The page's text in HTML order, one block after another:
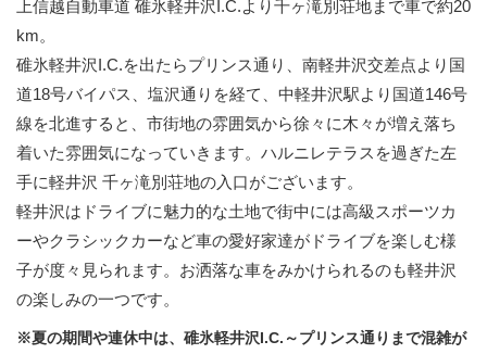
上信越自動車道 碓氷軽井沢I.C.より千ヶ滝別荘地まで車で約20
km。
碓氷軽井沢I.C.を出たらプリンス通り、南軽井沢交差点より国
道18号バイパス、塩沢通りを経て、中軽井沢駅より国道146号
線を北進すると、市街地の雰囲気から徐々に木々が増え落ち
着いた雰囲気になっていきます。ハルニレテラスを過ぎた左
手に軽井沢 千ヶ滝別荘地の入口がございます。
軽井沢はドライブに魅力的な土地で街中には高級スポーツカ
ーやクラシックカーなど車の愛好家達がドライブを楽しむ様
子が度々見られます。お洒落な車をみかけられるのも軽井沢
の楽しみの一つです。
※夏の期間や連休中は、碓氷軽井沢I.C.～プリンス通りまで混雑が